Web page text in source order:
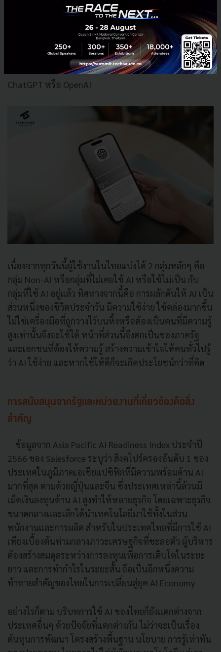
ดังนั้น ประเทศไทยจำเป็นต้องมีการเตรียมความพร้อมใน
การประยุกต์ใช้เทคโนโลยี AI ในองค์กรได้อย่างมี
ประสิทธิภาพ ภายใต้โจทย์ การสร้าง AI Literacy พัฒนา
คนให้มีทักษะและความเชี่ยวชาญด้านเทคโนโลยี AI
สามารถนำมาใช้งานได้อย่างสร้างสรรค์ ไม่ว่าจะเป็น
ChatGPT หรือ OpenAI
เนื่องจากทุกวันนี้ผู้ใช้งานในไทยแบ่งได้ 2 กลุ่มหลักๆ คือ
กลุ่ม Non-AI หรือกลุ่มที่ไม่เคยใช้ AI หรือใช้ไม่เป็น กับ
กลุ่มที่ใช้ AI อยู่แล้ว ทิศทางจากนี้คือ การผลักดันให้ AI เป็น
ส่วนหนึ่งของชีวิตประจำวัน มีความใช้ง่าย ใช้คล่องมากขึ้น
ไม่ใช่เครื่องมือที่ถูกวางไว้บนหิ้งหรือต้องเป็นคนที่มีความรู้
สูงเท่านั้นจึงจะใช้ได้ หน้าที่ส่วนนี้จึงตกเป็นของภาครัฐ
และเอกชนที่ต้องให้ความรู้ สร้างความเข้าใจให้คนทั่วไปรู้
ว่า AI ใช้ง่าย และหากใช้ให้ดีก็จะเกิดประโยชน์กว่าที่คิด
การสนับสนุนจากรัฐและหน่วยงานที่เกี่ยวข้องคือสิ่ง
สำคัญ
ข้อมูลจาก Asia Pacific AI Readiness Index ประจำปี
2566 ของ Salesforce ระบุว่า สิงคโปร์ครองอันดับ 1 ของ
ประเทศในภูมิภาคเอเชียแปซิฟิกที่มีความพร้อมด้าน AI
มากที่สุด ตามด้วยญี่ปุ่นและจีน ซึ่งประเทศเหล่านี้ล้วนมี
เม็ดเงินลงทุนด้าน AI สูงทำให้หลายธุรกิจ โดยเฉพาะธุรกิจ
ขนาดกลางและเล็กได้นำเทคโนโลยีมาใช้ทั้งในส่วน
พนักงานและการผลิต สำหรับในประเทศไทยที่มีการใช้ AI
เพียงเบื้องต้นท่ามกลางภาวะเศรษฐกิจที่ชะลอตัว ผู้บริหาร
ต้องสร้างสมดุลระหว่างการลงทุนเพื่อการเติบโตในระยะ
ยาว และการทำกำไรในระยะสั้น ถือเป็นอีกหนึ่งความ
ท้าทายสำคัญของไทยในการเปลี่ยนสู่ยุค AI Economy
อย่างไรก็ตาม บริบทการใช้ AI ของไทยก็ยังแตกต่างจาก
ประเทศอื่นๆ ด้วยปัจจัยที่แตกต่างกัน ไม่ว่าจะเป็นเรื่อง
ต้นทุนการพัฒนา โครงสร้างพื้นฐาน นโยบาย การรู้เท่าทัน